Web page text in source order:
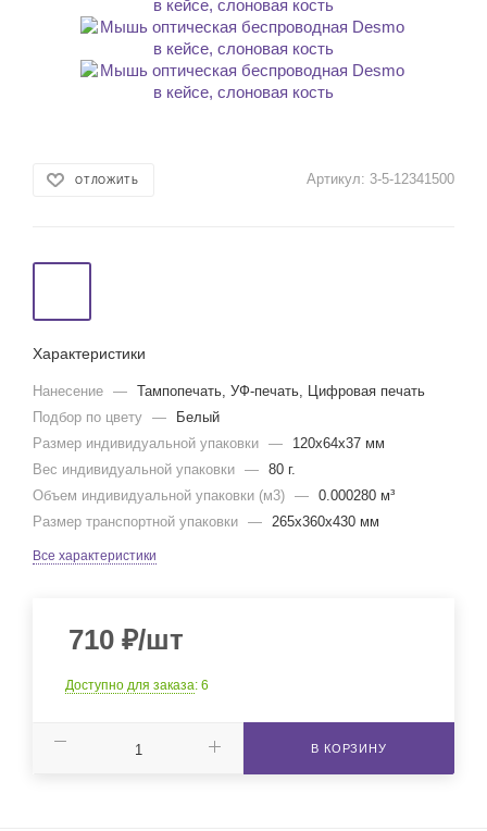
ОТЛОЖИТЬ Артикул: 3-5-12341500
Характеристики
Нанесение — Тампопечать, УФ-печать, Цифровая печать
Подбор по цвету —
Белый
Размер индивидуальной упаковки —
120x64x37 мм
Вес индивидуальной упаковки — 80 г.
Объем индивидуальной упаковки (м3) — 0.000280 м³
Размер транспортной упаковки — 265x360x430 мм
Все характеристики
710 ₽/шт
Доступно для заказа: 6
В КОРЗИНУ